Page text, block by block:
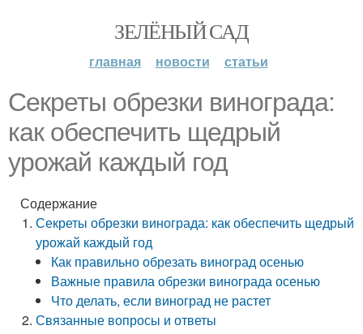
ЗЕЛЁНЫЙ САД
главная новости статьи
Секреты обрезки винограда:
как обеспечить щедрый
урожай каждый год
Содержание
Секреты обрезки винограда: как обеспечить щедрый
урожай каждый год
Как правильно обрезать виноград осенью
Важные правила обрезки винограда осенью
Что делать, если виноград не растет
Связанные вопросы и ответы